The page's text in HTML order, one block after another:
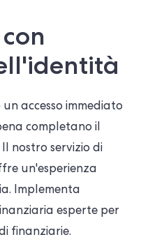
accesso immediato
completano il
nostro servizio di
un'esperienza
Implementa
esperte per
finanziarie.